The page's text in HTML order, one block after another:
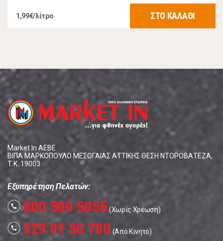
1,99€/λίτρο ΣΤΟ ΚΑΛΑΘΙ
Market In ΑΕΒΕ
ΒΙΠΑ ΜΑΡΚΟΠΟΥΛΟ ΜΕΣΟΓΑΙΑΣ ΑΤΤΙΚΗΣ ΘΕΣΗ ΝΤΟΡΟΒΑΤΕΖΑ,
Τ.Κ. 19003
Εξυπηρέτηση Πελατών:
call 800 500 5055(Χωρίς Χρέωση)
call 229 91 50 700 (Από Κινητό)